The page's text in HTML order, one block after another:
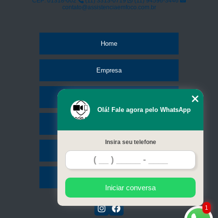
contato@assistenciaemfoco.com.br
Home
Empresa
Contato
Mapa do site
1
Olá! Fale agora pelo WhatsApp
Insira seu telefone
Iniciar conversa